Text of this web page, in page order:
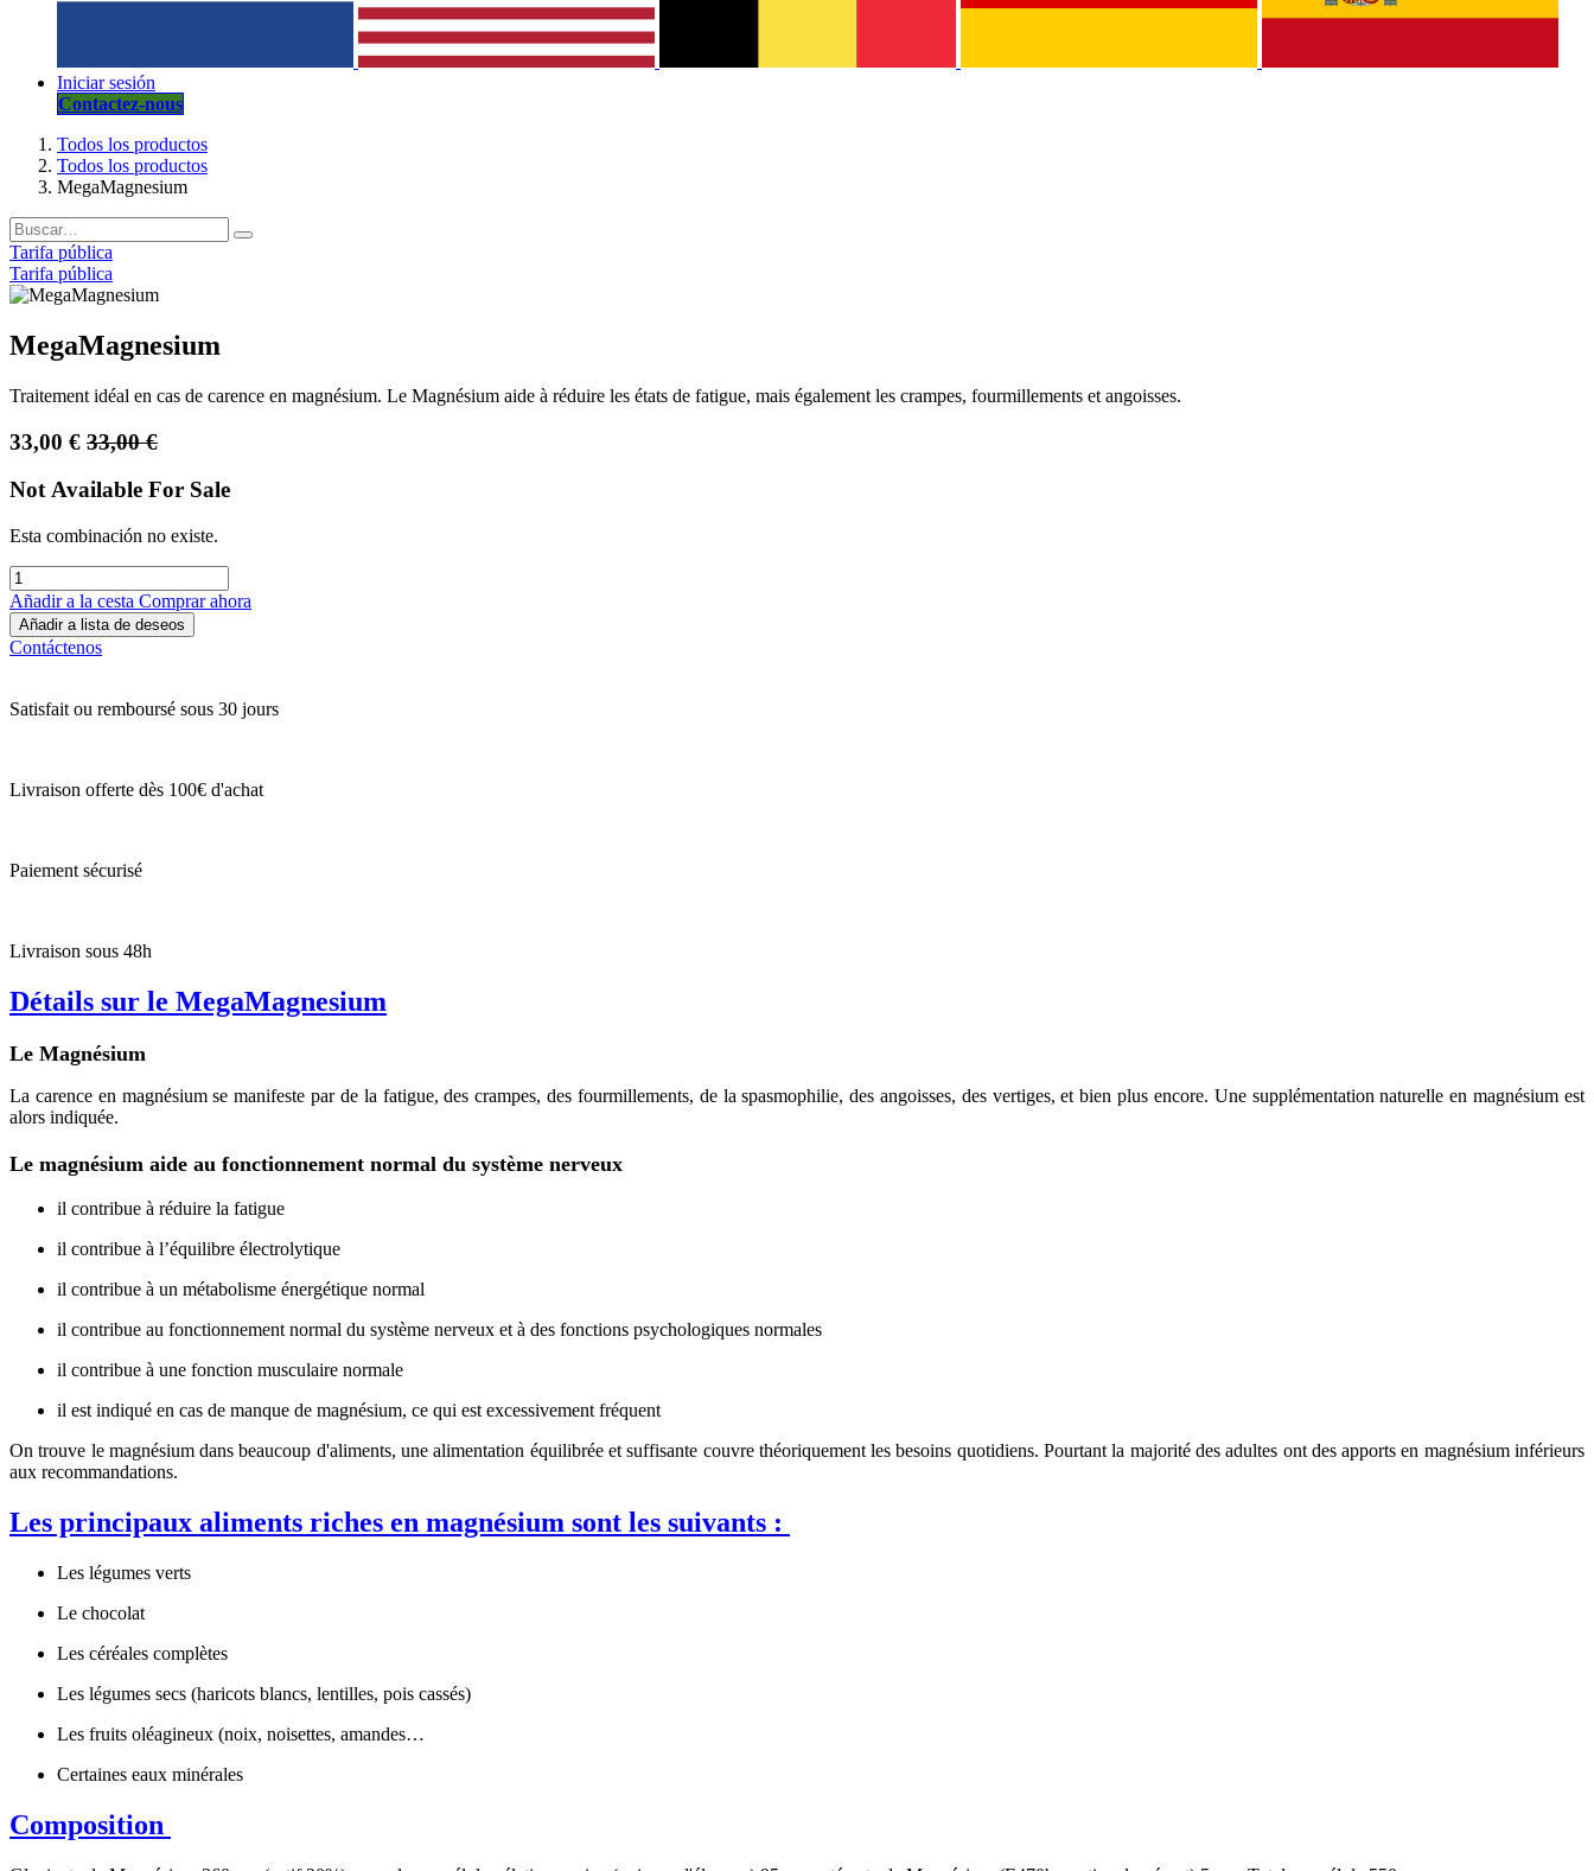
Iniciar sesión
Contactez-nous
Todos los productos
Todos los productos
MegaMagnesium
Tarifa pública
Tarifa pública
MegaMagnesium
Traitement idéal en cas de carence en magnésium. Le Magnésium aide à réduire les états de fatigue, mais également les crampes, fourmillements et angoisses.
33,00 € 33,00€
Not Available For Sale
Esta combinación no existe.
Añadir a la cesta Comprar ahora
Añadir a lista de deseos
Contáctenos
Satisfait ou remboursé sous 30 jours
Livraison offerte dès 100€ d'achat
Paiement sécurisé
Livraison sous 48h
Détails sur le MegaMagnesium
Le Magnésium
La carence en magnésium se manifeste par de la fatigue, des crampes, des fourmillements, de la spasmophilie, des angoisses, des vertiges, et bien plus encore. Une supplémentation naturelle en magnésium est
alors indiquée.
Le magnésium aide au fonctionnement normal du système nerveux
il contribue à réduire la fatigue
il contribue à l’équilibre électrolytique
il contribue à un métabolisme énergétique normal
il contribue au fonctionnement normal du système nerveux et à des fonctions psychologiques normales
il contribue à une fonction musculaire normale
il est indiqué en cas de manque de magnésium, ce qui est excessivement fréquent
On trouve le magnésium dans beaucoup d'aliments, une alimentation équilibrée et suffisante couvre théoriquement les besoins quotidiens. Pourtant la majorité des adultes ont des apports en magnésium inférieurs
aux recommandations.
Les principaux aliments riches en magnésium sont les suivants :
Les légumes verts
Le chocolat
Les céréales complètes
Les légumes secs (haricots blancs, lentilles, pois cassés)
Les fruits oléagineux (noix, noisettes, amandes…
Certaines eaux minérales
Composition